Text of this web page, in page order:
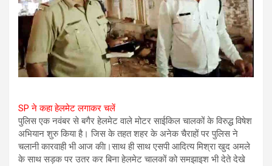
SP ने कहा हेलमेट लगाकर चलें
पुलिस एक नवंबर से बगैर हेलमेट वाले मोटर साईकिल चालकों के विरुद्ध विषेश
अभियान शुरु किया है। जिस के तहत शहर के अनेक चैराहों पर पुलिस ने
चलानी कारवाही भी आज कीा।साथ ही साथ एसपी आदित्य मिश्रा खुद अमले
के साथ सड़क पर उतर कर बिना हेलमेट चालकों को समझाइश भी देते देखे